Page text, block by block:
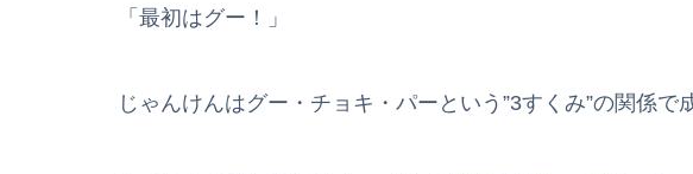
「最初はグー！」
じゃんけんはグー・チョキ・パーという”3すくみ”の関係で